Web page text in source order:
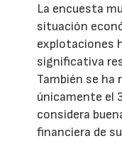
La encuesta
situación
explotaciones
significativa
También se ha
únicamente el
considera
financiera de